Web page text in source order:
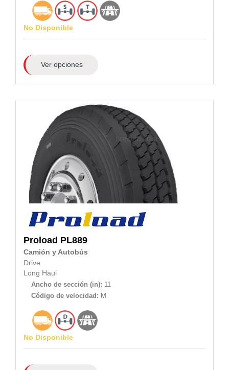
No Disponible
Ver opciones
Proload PL889
Camión y Autobús
Drive
Long Haul
Ancho de sección (in): 11
Código de velocidad: M
No Disponible